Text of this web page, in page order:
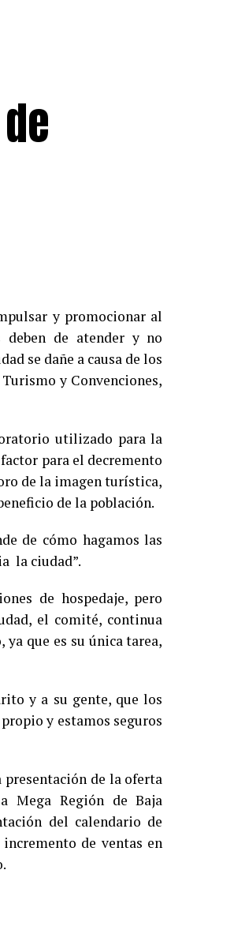
y promocionar al
de atender y no
se dañe a causa de los
y Convenciones,
utilizado para la
para el decremento
de la imagen turística,
de la población.
de cómo hagamos las
la ciudad”.
de hospedaje, pero
el comité, continua
que es su única tarea,
y a su gente, que los
y estamos seguros
presentación de la oferta
Mega Región de Baja
del calendario de
de ventas en